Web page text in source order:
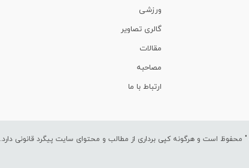
ورزشی
گالری تصاویر
مقالات
مصاحبه
ارتباط با ما
" محفوظ است و هرگونه کپی برداری از مطالب و محتوای سایت پیگرد قانونی دارد.